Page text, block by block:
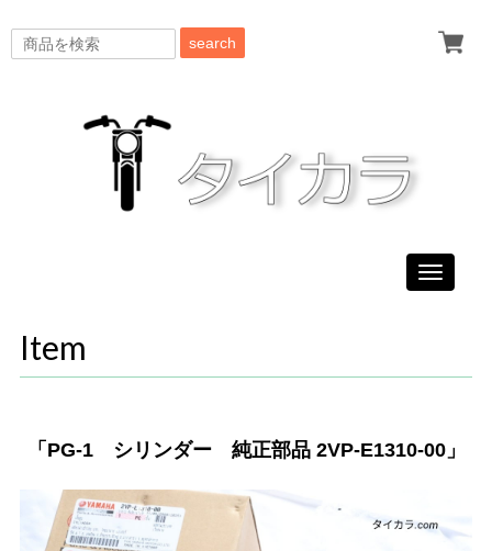
search
Toggle
Item
「PG-1 シリンダー 純正部品 2VP-E1310-00」